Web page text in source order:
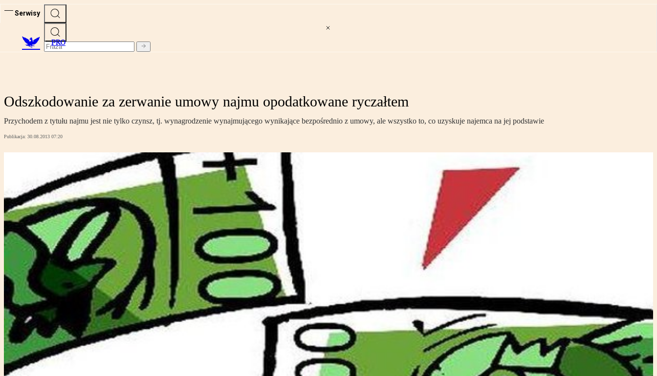
Serwisy
PRO
Odszkodowanie za zerwanie umowy najmu opodatkowane ryczałtem
Przychodem z tytułu najmu jest nie tylko czynsz, tj. wynagrodzenie wynajmującego wynikające bezpośrednio z umowy, ale wszystko to, co uzyskuje najemca na jej podstawie
Publikacja: 30.08.2013 07:20